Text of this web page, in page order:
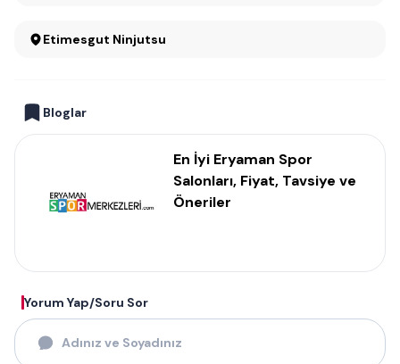
Etimesgut Ninjutsu
Bloglar
En İyi Eryaman Spor
Salonları, Fiyat, Tavsiye ve
Öneriler
Yorum Yap/Soru Sor